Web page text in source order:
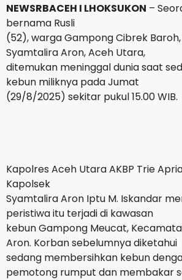
NEWSRBACEH I LHOKSUKON –
bernama Rusli
(52), warga Gampong Cibrek
Syamtalira Aron, Aceh Utara,
ditemukan meninggal dunia saat
kebun miliknya pada Jumat
(29/8/2025) sekitar pukul 15.00 WIB.
Kapolres Aceh Utara AKBP Trie
Kapolsek
Syamtalira Aron Iptu M. Iskandar
peristiwa itu terjadi di kawasan
kebun Gampong Meucat,
Aron. Korban sebelumnya diketahui
sedang membersihkan kebun
pemotong rumput dan membakar